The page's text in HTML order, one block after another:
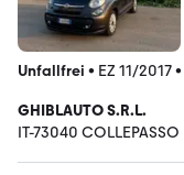
Unfallfrei • EZ 11/2017•
GHIBLAUTO S.R.L.
IT-73040 COLLEPASSO